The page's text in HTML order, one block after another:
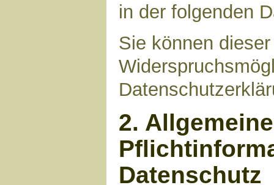
in der folgenden
Sie können
2.
Datenschutz